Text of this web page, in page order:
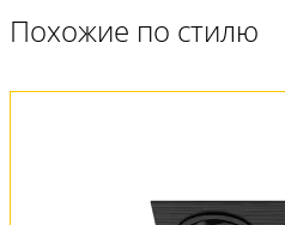
Похожие по стилю